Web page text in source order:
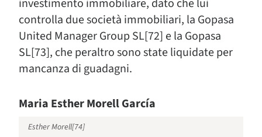
investimento immobiliare, dato che lui
controlla due società immobiliari, la Gopasa
United Manager Group SL[72] e la Gopasa
SL[73], che peraltro sono state liquidate per
mancanza di guadagni.
Maria Esther Morell García
Esther Morell[74]